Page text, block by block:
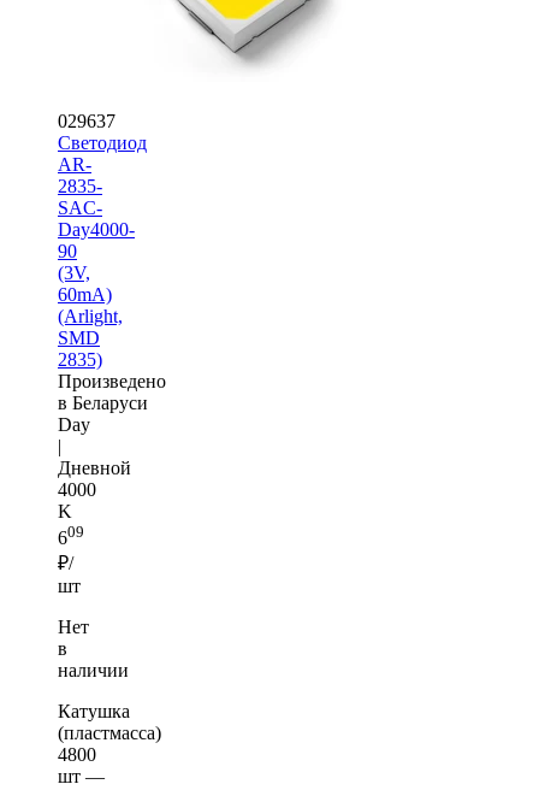
029637
Светодиод
AR-
2835-
SAC-
Day4000-
90
(3V,
60mA)
(Arlight,
SMD
2835)
Произведено
в Беларуси
Day
|
Дневной
4000
K
609
₽/
шт
Нет
в
наличии
Катушка
(пластмасса)
4800
шт —